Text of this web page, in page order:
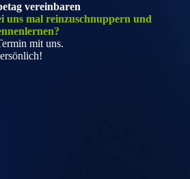
vereinbaren
uns mal reinzuschnuppern und
mit uns.